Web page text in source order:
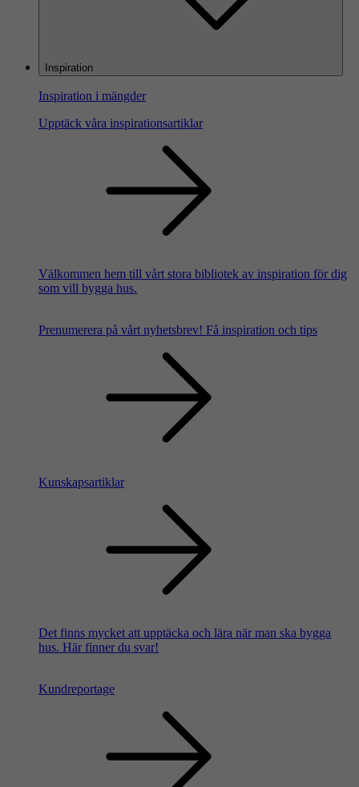
Inspiration
Inspiration i mängder
Upptäck våra inspirationsartiklar
Välkommen hem till vårt stora bibliotek av inspiration för dig
som vill bygga hus.
Prenumerera på vårt nyhetsbrev! Få inspiration och tips
Kunskapsartiklar
Det finns mycket att upptäcka och lära när man ska bygga
hus. Här finner du svar!
Kundreportage